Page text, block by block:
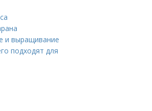
и выращивание
подходят для